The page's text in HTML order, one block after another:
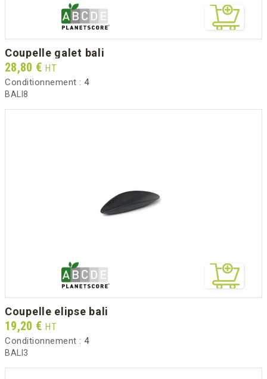
coupelle galet bali
Prix
28,80 € HT
Conditionnement : 4
BALI8
coupelle elipse bali
Prix
19,20 € HT
Conditionnement : 4
BALI3